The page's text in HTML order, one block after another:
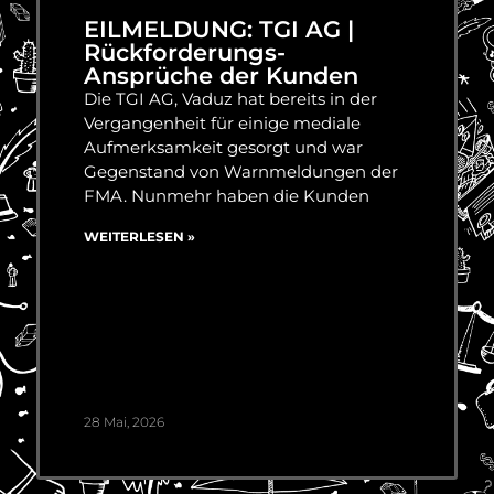
EILMELDUNG: TGI AG |
Rückforderungs-
Ansprüche der Kunden
Die TGI AG, Vaduz hat bereits in der
Vergangenheit für einige mediale
Aufmerksamkeit gesorgt und war
Gegenstand von Warnmeldungen der
FMA. Nunmehr haben die Kunden
WEITERLESEN »
28 Mai, 2026